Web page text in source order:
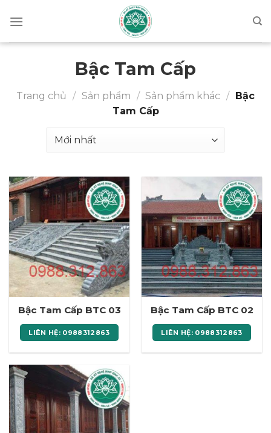
đến
Bậc Tam Cấp
Trang chủ / Sản phẩm / Sản phẩm khác /
Bậc
Tam Cấp
Bậc Tam Cấp BTC 03
LIÊN HỆ: 0988312863
Bậc Tam Cấp BTC 02
LIÊN HỆ: 0988312863